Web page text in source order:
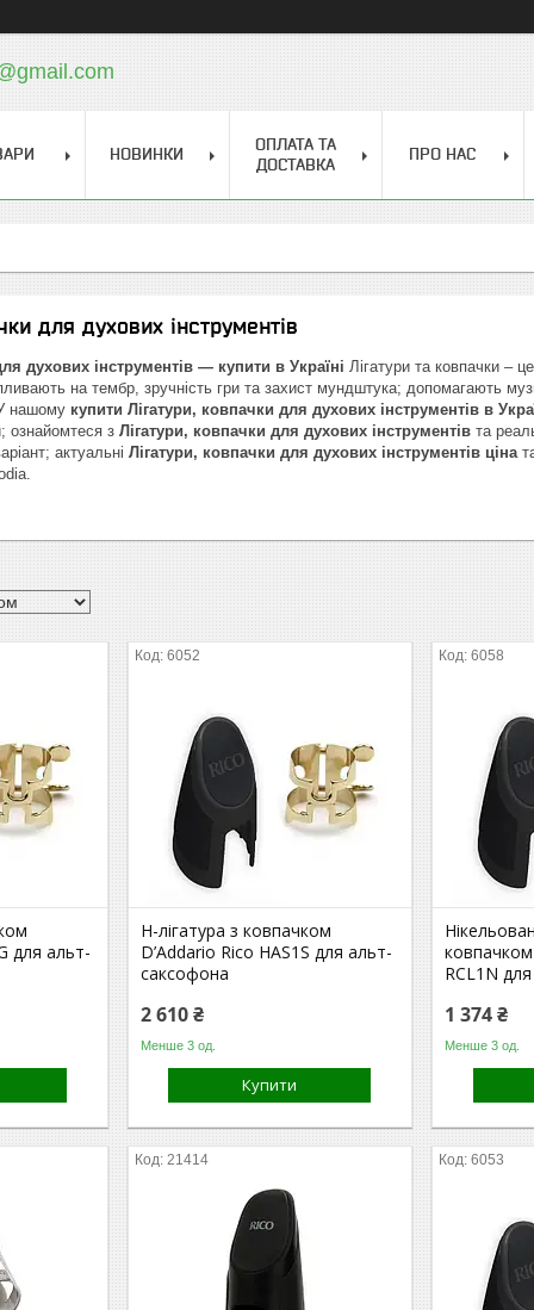
НОВИНКИ
ОПЛАТА ТА
ДОСТАВКА
ПРО НАС
для духових інструментів
духових інструментів — купити в Україні Лігатури та ковпачки –
на тембр, зручність гри та захист мундштука; допомагають
нашому купити Лігатури, ковпачки для духових інструментів в
ознайомтеся з Лігатури, ковпачки для духових інструментів та
актуальні Лігатури, ковпачки для духових інструментів ціна
для альт-
6052
H-лігатура з ковпачком
D’Addario Rico HAS1S для альт-
саксофона
2 610 ₴
Менше 3 од.
Купити
6058
RCL1N
1 374 ₴
Менше 3 од.
21414 6053